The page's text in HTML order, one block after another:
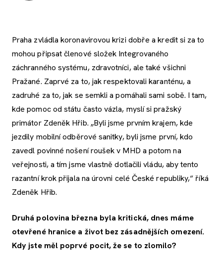
Praha zvládla koronavirovou krizi dobře a kredit si za to
mohou připsat členové složek Integrovaného
záchranného systému, zdravotníci, ale také všichni
Pražané. Zaprvé za to, jak respektovali karanténu, a
zadruhé za to, jak se semkli a pomáhali sami sobě. I tam,
kde pomoc od státu často vázla, myslí si pražský
primátor Zdeněk Hřib. „Byli jsme prvním krajem, kde
jezdily mobilní odběrové sanitky, byli jsme první, kdo
zavedl povinné nošení roušek v MHD a potom na
veřejnosti, a tím jsme vlastně dotlačili vládu, aby tento
razantní krok přijala na úrovni celé České republiky,“ říká
Zdeněk Hřib.
Druhá polovina března byla kritická, dnes máme
otevřené hranice a život bez zásadnějších omezení.
Kdy jste měl poprvé pocit, že se to zlomilo?